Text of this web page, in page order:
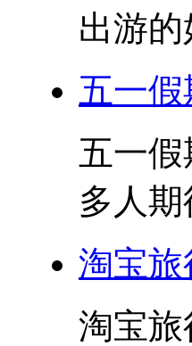
出游
五一
五一
多人
淘宝旅
淘宝旅